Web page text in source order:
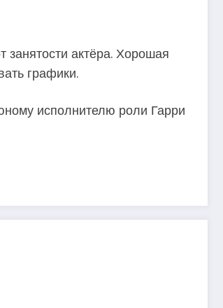
занятости актёра. Хорошая
графики.
исполнителю роли Гарри